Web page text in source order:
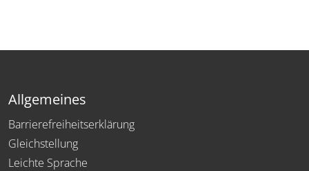
Allgemeines
Barrierefreiheitserklärung
Gleichstellung
Leichte Sprache